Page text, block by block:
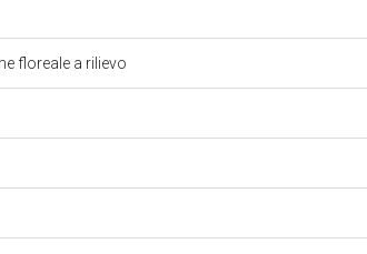
floreale a rilievo